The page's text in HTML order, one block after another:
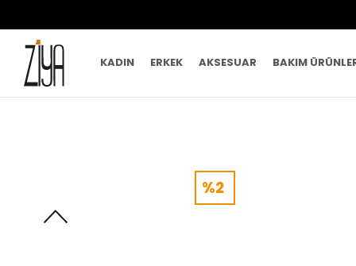
KADIN ERKEK AKSESUAR BAKIM
%2